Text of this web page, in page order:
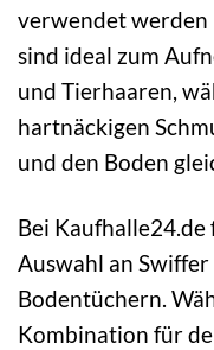
verwendet werden
sind ideal zum
und Tierhaaren,
hartnäckigen
und den Boden
Bei
Auswahl an
Bodentüchern.
Kombination für